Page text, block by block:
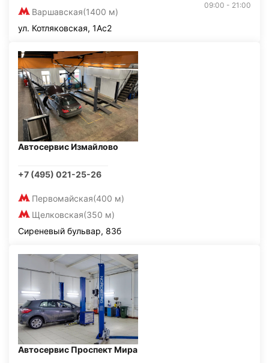
Варшавская(1400 м)
09:00 - 21:00
ул. Котляковская, 1Ас2
Автосервис Измайлово
+7 (495) 021-25-26
Первомайская(400 м)
Щелковская(350 м)
Сиреневый бульвар, 83б
Автосервис Проспект Мира